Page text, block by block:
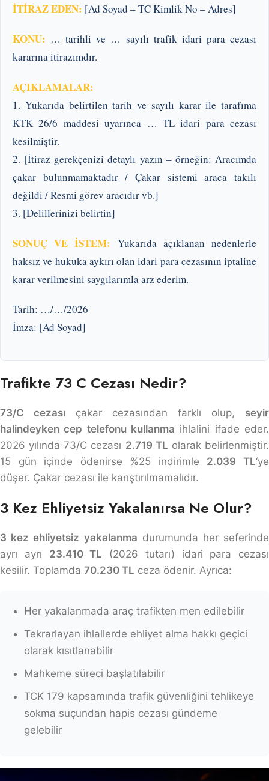
İTİRAZ EDEN: [Ad Soyad – TC Kimlik No – Adres]
KONU: … tarihli ve … sayılı trafik idari para cezası
kararına itirazımdır.
AÇIKLAMALAR:
1. Yukarıda belirtilen tarih ve sayılı karar ile tarafıma
KTK 26/6 maddesi uyarınca … TL idari para cezası
kesilmiştir.
2. [İtiraz gerekçenizi detaylı yazın – örneğin: Aracımda
çakar bulunmamaktadır / Çakar sistemi araca takılı
değildi / Resmi görev aracıdır vb.]
3. [Delillerinizi belirtin]
SONUÇ VE İSTEM: Yukarıda açıklanan nedenlerle
haksız ve hukuka aykırı olan idari para cezasının iptaline
karar verilmesini saygılarımla arz ederim.
Tarih: …/…/2026
İmza: [Ad Soyad]
Trafikte 73 C Cezası Nedir?
73/C cezası çakar cezasından farklı olup, seyir
halindeyken cep telefonu kullanma ihlalini ifade eder.
2026 yılında 73/C cezası 2.719 TL olarak belirlenmiştir.
15 gün içinde ödenirse %25 indirimle 2.039 TL‘ye
düşer. Çakar cezası ile karıştırılmamalıdır.
3 Kez Ehliyetsiz Yakalanırsa Ne Olur?
3 kez ehliyetsiz yakalanma durumunda her seferinde
ayrı ayrı 23.410 TL (2026 tutarı) idari para cezası
kesilir. Toplamda 70.230 TL ceza ödenir. Ayrıca:
Her yakalanmada araç trafikten men edilebilir
Tekrarlayan ihlallerde ehliyet alma hakkı geçici
olarak kısıtlanabilir
Mahkeme süreci başlatılabilir
TCK 179 kapsamında trafik güvenliğini tehlikeye
sokma suçundan hapis cezası gündeme
gelebilir